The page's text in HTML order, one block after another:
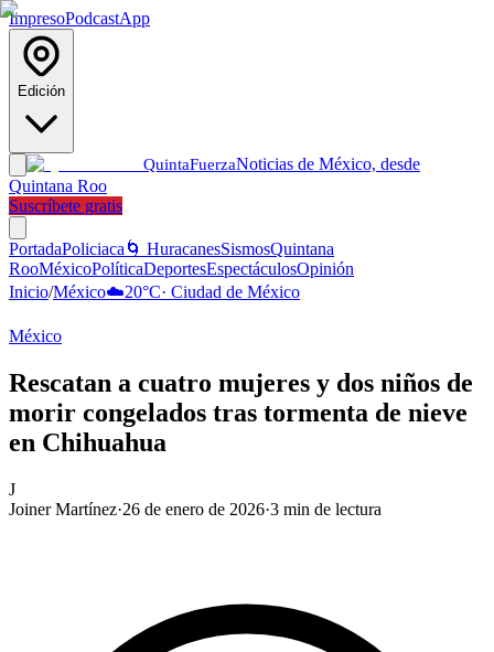
ImpresoPodcastApp
Edición
QuintaFuerzaNoticias de México, desde
Quintana Roo
Suscríbete gratis
PortadaPoliciaca 🌀 HuracanesSismosQuintana
RooMéxicoPolíticaDeportesEspectáculosOpinión
Inicio/México☁️20°C· Ciudad de México
México
Rescatan a cuatro mujeres y dos niños de
morir congelados tras tormenta de nieve
en Chihuahua
J
Joiner Martínez·26 de enero de 2026·3 min de lectura